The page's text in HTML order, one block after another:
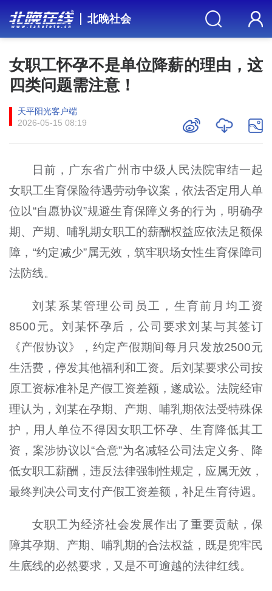
北晚社会
女职工怀孕不是单位降薪的理由，这
四类问题需注意！
天平阳光客户端
2026-05-15 08:19
日前，广东省广州市中级人民法院审结一起
女职工生育保险待遇劳动争议案，依法否定用人单
位以“自愿协议”规避生育保障义务的行为，明确孕
期、产期、哺乳期女职工的薪酬权益应依法足额保
障，“约定减少”属无效，筑牢职场女性生育保障司
法防线。
刘某系某管理公司员工，生育前月均工资
8500元。刘某怀孕后，公司要求刘某与其签订
《产假协议》，约定产假期间每月只发放2500元
生活费，停发其他福利和工资。后刘某要求公司按
原工资标准补足产假工资差额，遂成讼。法院经审
理认为，刘某在孕期、产期、哺乳期依法受特殊保
护，用人单位不得因女职工怀孕、生育降低其工
资，案涉协议以“合意”为名减轻公司法定义务、降
低女职工薪酬，违反法律强制性规定，应属无效，
最终判决公司支付产假工资差额，补足生育待遇。
女职工为经济社会发展作出了重要贡献，保
障其孕期、产期、哺乳期的合法权益，既是兜牢民
生底线的必然要求，又是不可逾越的法律红线。